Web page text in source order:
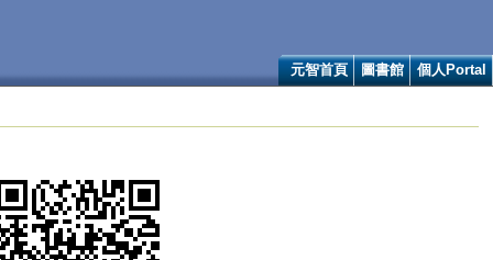
元智首頁 圖書館 個人Portal